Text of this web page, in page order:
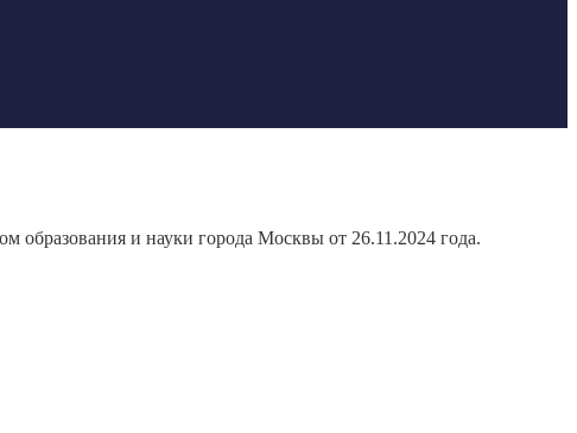
образования и науки города Москвы от 26.11.2024 года.